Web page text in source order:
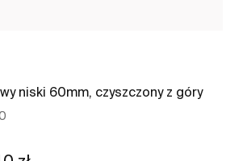
niski 60mm, czyszczony z góry